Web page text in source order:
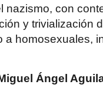
nazismo, con
y trivialización
a homosexuales,
Ángel